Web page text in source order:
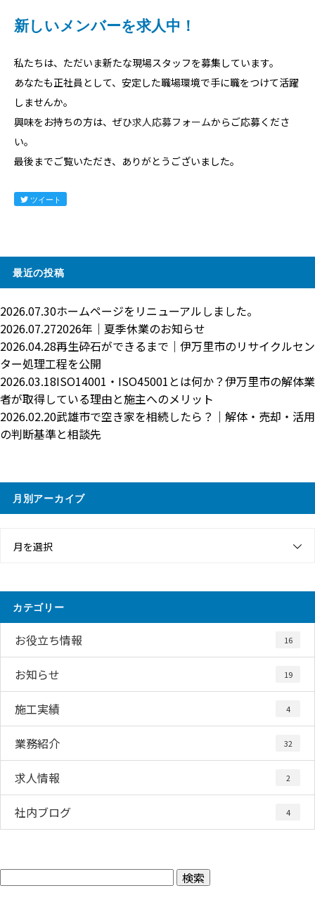
新しいメンバーを求人中！
私たちは、ただいま新たな現場スタッフを募集しています。
あなたも正社員として、安定した職場環境で手に職をつけて活躍
しませんか。
興味をお持ちの方は、ぜひ求人応募フォームからご応募くださ
い。
最後までご覧いただき、ありがとうございました。
ツイート
最近の投稿
2026.07.30ホームページをリニューアルしました。
2026.07.272026年｜夏季休業のお知らせ
2026.04.28再生砕石ができるまで｜伊万里市のリサイクルセン
ター処理工程を公開
2026.03.18ISO14001・ISO45001とは何か？伊万里市の解体業
者が取得している理由と施主へのメリット
2026.02.20武雄市で空き家を相続したら？｜解体・売却・活用
の判断基準と相談先
月別アーカイブ
月を選択
カテゴリー
お役立ち情報 16
お知らせ 19
施工実績 4
業務紹介 32
求人情報 2
社内ブログ 4